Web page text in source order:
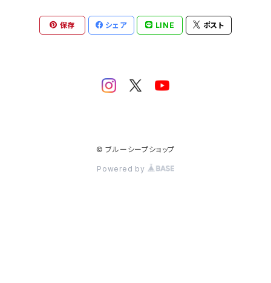
保存 シェア LINE ポスト
© ブルーシープショップ
Powered by